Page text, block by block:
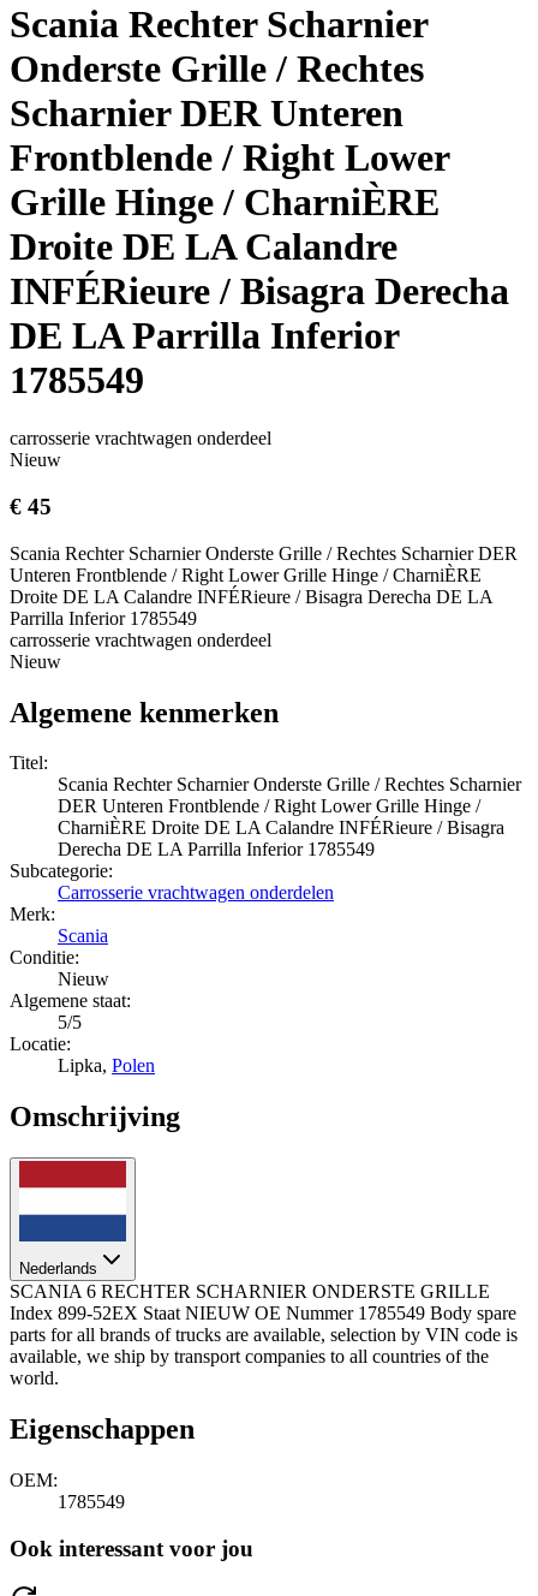
Scania Rechter Scharnier
Onderste Grille / Rechtes
Scharnier DER Unteren
Frontblende / Right Lower
Grille Hinge / CharniÈRE
Droite DE LA Calandre
INFÉRieure / Bisagra Derecha
DE LA Parrilla Inferior
1785549
carrosserie vrachtwagen onderdeel
Nieuw
€ 45
Scania Rechter Scharnier Onderste Grille / Rechtes Scharnier DER
Unteren Frontblende / Right Lower Grille Hinge / CharniÈRE
Droite DE LA Calandre INFÉRieure / Bisagra Derecha DE LA
Parrilla Inferior 1785549
carrosserie vrachtwagen onderdeel
Nieuw
Algemene kenmerken
Titel:
Scania Rechter Scharnier Onderste Grille / Rechtes Scharnier
DER Unteren Frontblende / Right Lower Grille Hinge /
CharniÈRE Droite DE LA Calandre INFÉRieure / Bisagra
Derecha DE LA Parrilla Inferior 1785549
Subcategorie:
Carrosserie vrachtwagen onderdelen
Merk:
Scania
Conditie:
Nieuw
Algemene staat:
5/5
Locatie:
Lipka, Polen
Omschrijving
Nederlands
SCANIA 6 RECHTER SCHARNIER ONDERSTE GRILLE
Index 899-52EX Staat NIEUW OE Nummer 1785549 Body spare
parts for all brands of trucks are available, selection by VIN code is
available, we ship by transport companies to all countries of the
world.
Eigenschappen
OEM:
1785549
Ook interessant voor jou